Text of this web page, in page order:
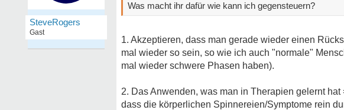
SteveRogers
Gast
Was macht ihr dafür wie kann ich gegensteuern?
1. Akzeptieren, dass man gerade wieder einen
mal wieder so sein, so wie ich auch "normale"
mal wieder schwere Phasen haben).
2. Das Anwenden, was man in Therapien gelernt
dass die körperlichen Spinnereien/Symptome rein